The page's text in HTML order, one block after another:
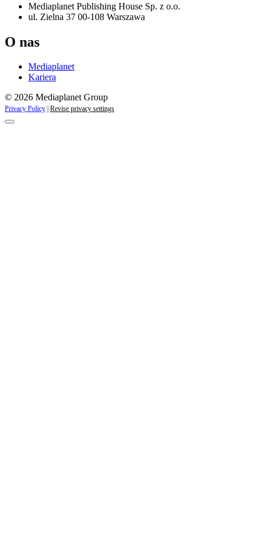
Mediaplanet Publishing House Sp. z o.o.
ul. Zielna 37 00-108 Warszawa
O nas
Mediaplanet
Kariera
© 2026 Mediaplanet Group
Privacy Policy Revise privacy settings